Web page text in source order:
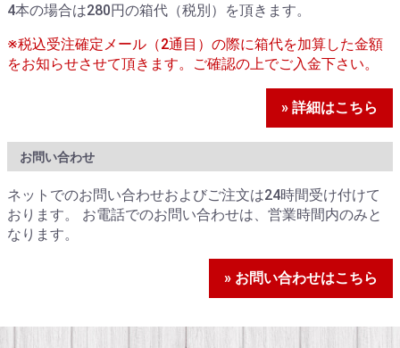
4本の場合は280円の箱代（税別）を頂きます。
※税込受注確定メール（2通目）の際に箱代を加算した金額
をお知らせさせて頂きます。ご確認の上でご入金下さい。
» 詳細はこちら
お問い合わせ
ネットでのお問い合わせおよびご注文は24時間受け付けて
おります。 お電話でのお問い合わせは、営業時間内のみと
なります。
» お問い合わせはこちら